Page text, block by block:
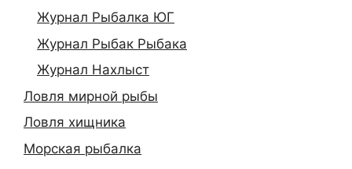
Журнал Рыбалка ЮГ
Журнал Рыбак Рыбака
Журнал Нахлыст
Ловля мирной рыбы
Ловля хищника
Морская рыбалка